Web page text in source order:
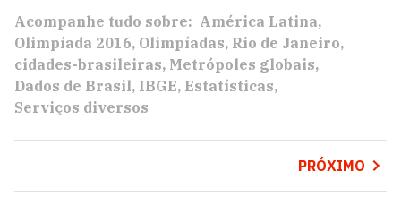
Acompanhe tudo sobre: América Latina
Olimpíada 2016 Olimpíadas Rio de Janeiro
cidades-brasileiras Metrópoles globais
Dados de Brasil IBGE Estatísticas
Serviços diversos
PRÓXIMO